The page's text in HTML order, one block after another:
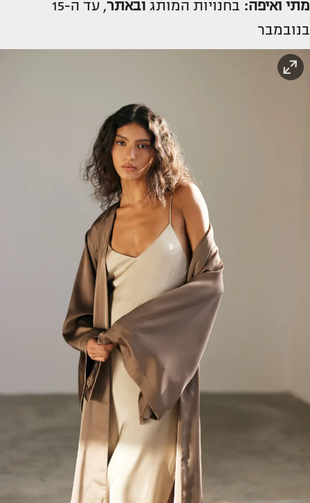
מתי ואיפה: בחנויות המותג ובאתר
, עד ה-15
בנובמבר